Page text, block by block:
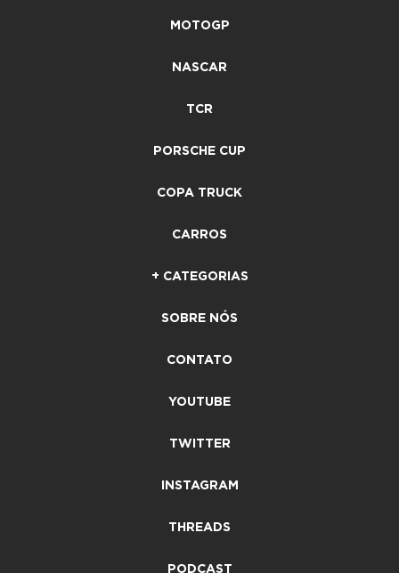
MOTOGP
NASCAR
TCR
PORSCHE CUP
COPA TRUCK
CARROS
+ CATEGORIAS
SOBRE NÓS
CONTATO
YOUTUBE
TWITTER
INSTAGRAM
THREADS
PODCAST